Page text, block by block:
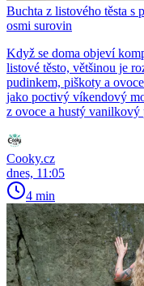
Buchta z listového těsta s
osmi surovin
Když se doma objeví
listové těsto, většinou je
pudinkem, piškoty a
jako poctivý víkendový
z ovoce a hustý
Cooky.cz
dnes, 11:05
4 min